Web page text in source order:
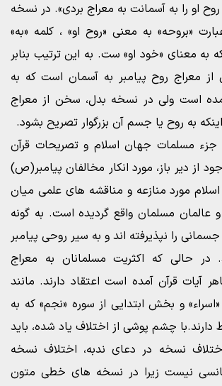
او را به آسمانت به معراج بردی». در نسخه
«بروحه» به معنی «روح او» ، کلمه «به»
معنای «خود او» ست. به این ترتیب بنابر
معراج روح پیامبر به آسمان است که به
است ولی در نسخه بدل، سخن از معراج
به روح یا جسم آن بزرگوار تصریح بشود.
جزء مسلمات جهان اسلام و تصریحات قرآن
از دیر باز، مورد انکار مخالفان پیامبر(ص)
مورد منازعه و مناقشه های علمی میان
و عالمان مسلمان واقع گردیده است. به گونه
را نپذیرفته اند و به سیر روحی پیامبر
در حالی که اکثریت مسلمانان به معراج
آیات قرآن آمده است اعتقاد دارند. مانند
و بخش ابتدایی از سوره «نجم» که به
دارند.با چشم پوشی از اختلاف یاد شده، باید
نسخه در دعای ندبه، اختلاف نسخه
نیست زیرا در نسخه های خطی متون